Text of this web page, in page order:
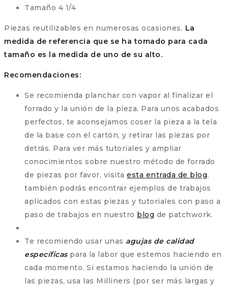
Tamaño 4 1/4
Piezas reutilizables en numerosas ocasiones. La
medida de referencia que se ha tomado para cada
tamaño es la medida de uno de su alto.
Recomendaciones:
Se recomienda planchar con vapor al finalizar el
forrado y la unión de la pieza. Para unos acabados
perfectos, te aconsejamos coser la pieza a la tela
de la base con el cartón, y retirar las piezas por
detrás. Para ver más tutoriales y ampliar
conocimientos sobre nuestro método de forrado
de piezas por favor, visita esta entrada de blog,
también podrás encontrar ejemplos de trabajos
aplicados con estas piezas y tutoriales con paso a
paso de trabajos en nuestro blog de patchwork.
Te recomiendo usar unas agujas de calidad
específicaspara la labor que estemos haciendo en
cada momento. Si estamos haciendo la unión de
las piezas, usa las Milliners (por ser más largas y